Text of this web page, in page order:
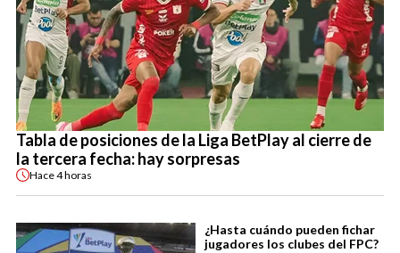
Tabla de posiciones de la Liga BetPlay al cierre de
la tercera fecha: hay sorpresas
Hace4 horas
¿Hasta cuándo pueden fichar
jugadores los clubes del FPC?